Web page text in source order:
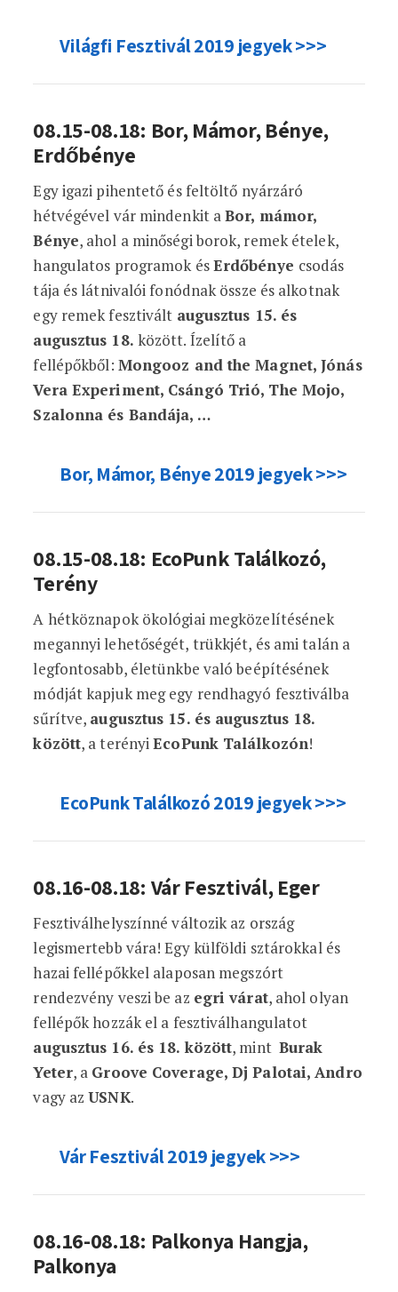
Világfi Fesztivál 2019 jegyek >>>
08.15-08.18: Bor, Mámor, Bénye,
Erdőbénye
Egy igazi pihentető és feltöltő nyárzáró
hétvégével vár mindenkit aBor, mámor,
Bénye, ahol a minőségi borok, remek ételek,
hangulatos programok ésErdőbénye csodás
tája és látnivalói fonódnak össze és alkotnak
egy remek fesztivált augusztus 15. és
augusztus 18. között. Ízelítő a
fellépőkből: Mongooz and the Magnet, Jónás
Vera Experiment, Csángó Trió, The Mojo,
Szalonna és Bandája, …
Bor, Mámor, Bénye 2019 jegyek >>>
08.15-08.18: EcoPunk Találkozó,
Terény
A hétköznapok ökológiai megközelítésének
megannyi lehetőségét, trükkjét, és ami talán a
legfontosabb, életünkbe való beépítésének
módját kapjuk meg egy rendhagyó fesztiválba
sűrítve, augusztus 15. és augusztus 18.
között, a terényiEcoPunk Találkozón!
EcoPunk Találkozó 2019 jegyek >>>
08.16-08.18: Vár Fesztivál, Eger
Fesztiválhelyszínné változik az ország
legismertebb vára! Egy külföldi sztárokkal és
hazai fellépőkkel alaposan megszórt
rendezvény veszi be az egri várat, ahol olyan
fellépők hozzák el a fesztiválhangulatot
augusztus 16. és 18. között, mint Burak
Yeter, a Groove Coverage, Dj Palotai, Andro
vagy azUSNK.
Vár Fesztivál 2019 jegyek >>>
08.16-08.18: Palkonya Hangja,
Palkonya